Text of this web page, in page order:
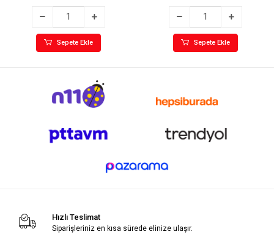
Sepete Ekle Sepete Ekle
Hızlı Teslimat
Siparişleriniz en kısa sürede elinize ulaşır.